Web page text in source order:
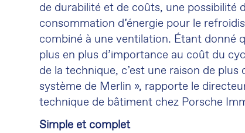
de durabilité et de coûts, une possibilité
consommation d’énergie pour le
combiné à une ventilation. Étant donné
plus en plus d’importance au coût du
de la technique, c’est une raison de
système de Merlin », rapporte le
technique de bâtiment chez Porsche
Simple et complet